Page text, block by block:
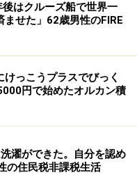
が利用するお店が上場
株主優待があれば株価
るそう。
、
ペイドカードを「モー
れぞれ気に入っている
はクルーズ船で世界一
ませた」62歳男性のFIRE
けっこうプラスでびっく
円で始めたオルカン積
濯ができた。自分を認め
の住民税非課税生活